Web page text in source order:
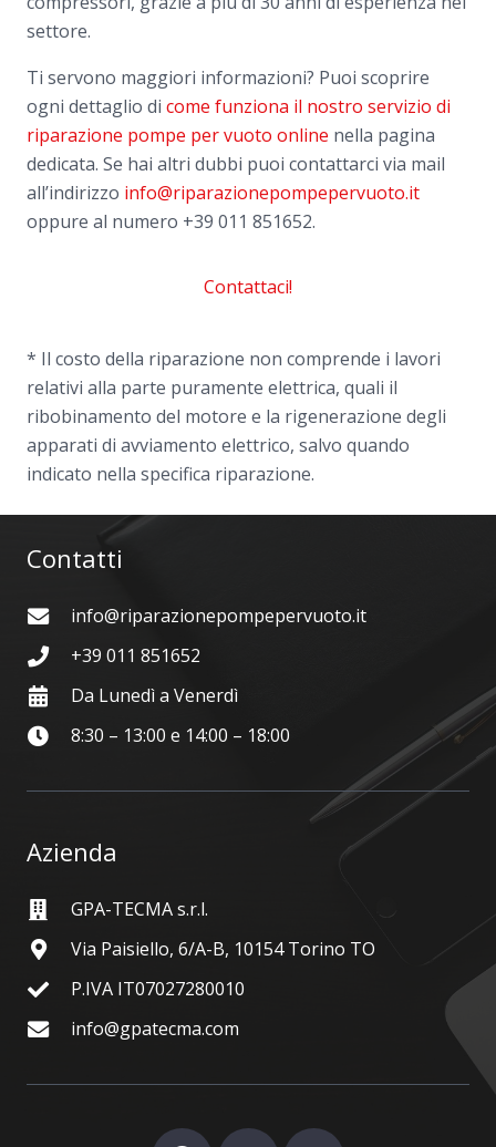
settore.
Ti servono maggiori informazioni? Puoi scoprire
ogni dettaglio di come funziona il nostro servizio di
riparazione pompe per vuoto online nella pagina
dedicata. Se hai altri dubbi puoi contattarci via mail
all’indirizzo info@riparazionepompepervuoto.it
oppure al numero +39 011 851652.
Contattaci!
* Il costo della riparazione non comprende i lavori
relativi alla parte puramente elettrica, quali il
ribobinamento del motore e la rigenerazione degli
apparati di avviamento elettrico, salvo quando
indicato nella specifica riparazione.
Contatti
info@riparazionepompepervuoto.it
+39 011 851652
Da Lunedì a Venerdì
8:30 – 13:00 e 14:00 – 18:00
Azienda
GPA-TECMA s.r.l.
Via Paisiello, 6/A-B, 10154 Torino TO
P.IVA IT07027280010
info@gpatecma.com